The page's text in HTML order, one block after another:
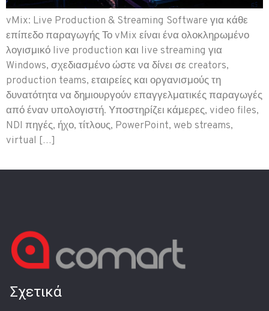
vMix: Live Production & Streaming Software για κάθε
επίπεδο παραγωγής Το vMix είναι ένα ολοκληρωμένο
λογισμικό live production και live streaming για
Windows, σχεδιασμένο ώστε να δίνει σε creators,
production teams, εταιρείες και οργανισμούς τη
δυνατότητα να δημιουργούν επαγγελματικές παραγωγές
από έναν υπολογιστή. Υποστηρίζει κάμερες, video files,
NDI πηγές, ήχο, τίτλους, PowerPoint, web streams,
virtual […]
Σχετικά